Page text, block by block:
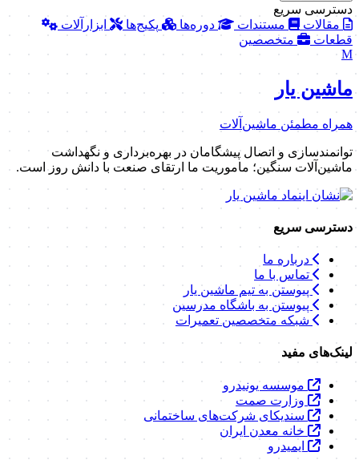
دسترسی سریع
مقالات
مستندات دوره‌ها پکیج‌ها
ابزارآلات
قطعات
متخصصین
M
ماشین یار
همراه مطمئن ماشین‌آلات
توانمندسازی و اتصال پیشگامان در بهره‌برداری و نگهداشت
ماشین‌آلات سنگین؛ ماموریت ما ارتقای صنعت با دانش روز است.
دسترسی سریع
درباره ما
تماس با ما
پیوستن به تیم ماشین یار
پیوستن به باشگاه مدرسین
شبکه متخصصین تعمیرات
لینک‌های مفید
موسسه یونیدرو
وزارت صمت
سندیکای شرکت‌های ساختمانی
خانه معدن ایران
ایمیدرو